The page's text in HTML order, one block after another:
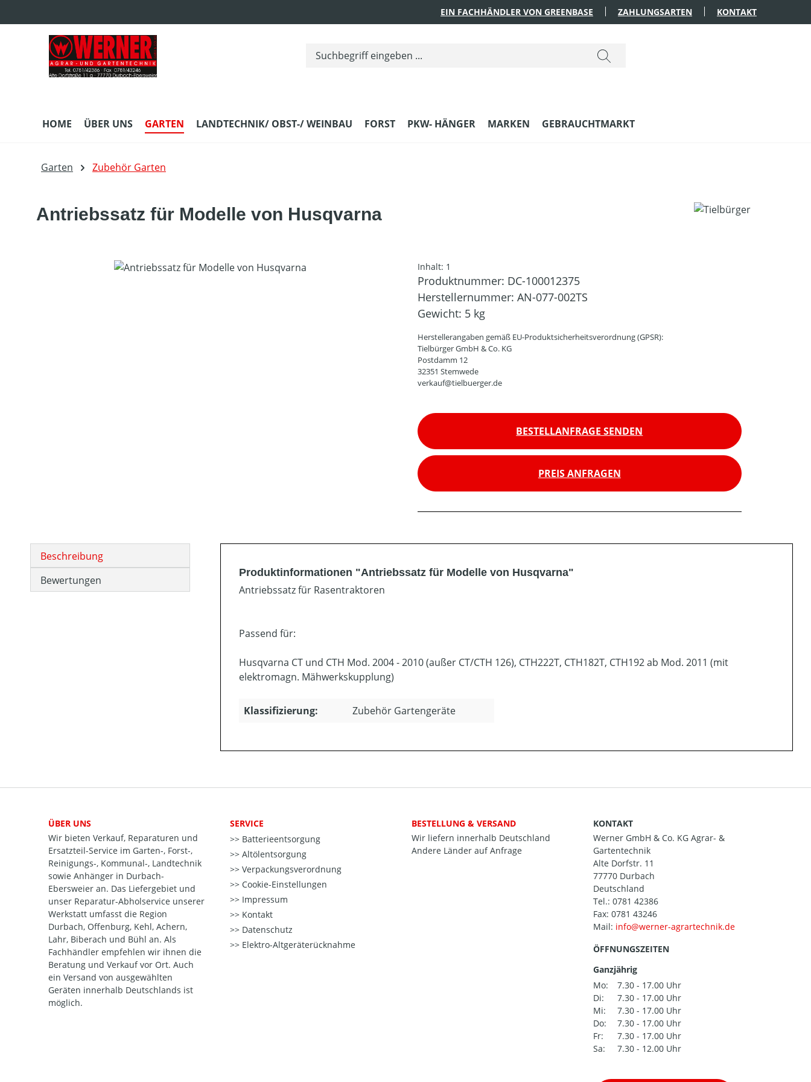
EIN FACHHÄNDLER VON GREENBASE ZAHLUNGSARTEN KONTAKT
HOME ÜBER UNS GARTEN LANDTECHNIK/ OBST-/ WEINBAU FORST PKW- HÄNGER MARKEN GEBRAUCHTMARKT
Garten Zubehör Garten
Antriebssatz für Modelle von Husqvarna
Bildergalerie überspringen Inhalt: 1
Produktnummer: DC-100012375
Herstellernummer: AN-077-002TS
Gewicht: 5 kg
Herstellerangaben gemäß EU-Produktsicherheitsverordnung (GPSR):
Tielbürger GmbH & Co. KG
Postdamm 12
32351 Stemwede
verkauf@tielbuerger.de
BESTELLANFRAGE SENDEN
PREIS ANFRAGEN
Beschreibung
Bewertungen
Produktinformationen "Antriebssatz für Modelle von Husqvarna"
Antriebssatz für Rasentraktoren
Passend für:
Husqvarna CT und CTH Mod. 2004 - 2010 (außer CT/CTH 126), CTH222T, CTH182T, CTH192 ab Mod. 2011 (mit
elektromagn. Mähwerkskupplung)
Klassifizierung: Zubehör Gartengeräte
ÜBER UNS
Wir bieten Verkauf, Reparaturen und
Ersatzteil-Service im Garten-, Forst-,
Reinigungs-, Kommunal-, Landtechnik
sowie Anhänger in Durbach-
Ebersweier an. Das Liefergebiet und
unser Reparatur-Abholservice unserer
Werkstatt umfasst die Region
Durbach, Offenburg, Kehl, Achern,
Lahr, Biberach und Bühl an. Als
Fachhändler empfehlen wir ihnen die
Beratung und Verkauf vor Ort. Auch
ein Versand von ausgewählten
Geräten innerhalb Deutschlands ist
möglich.
SERVICE
Batterieentsorgung
Altölentsorgung
Verpackungsverordnung
Cookie-Einstellungen
Impressum
Kontakt
Datenschutz
Elektro-Altgeräterücknahme
BESTELLUNG & VERSAND
Wir liefern innerhalb Deutschland
Andere Länder auf Anfrage
KONTAKT
Werner GmbH & Co. KG Agrar- &
Gartentechnik
Alte Dorfstr. 11
77770 Durbach
Deutschland
Tel.: 0781 42386
Fax: 0781 43246
Mail:
ÖFFNUNGSZEITEN
Ganzjährig
Mo:
7.30 - 17.00 Uhr
Di:
7.30 - 17.00 Uhr
Mi:
7.30 - 17.00 Uhr
Do:
7.30 - 17.00 Uhr
Fr:
7.30 - 17.00 Uhr
Sa:
7.30 - 12.00 Uhr